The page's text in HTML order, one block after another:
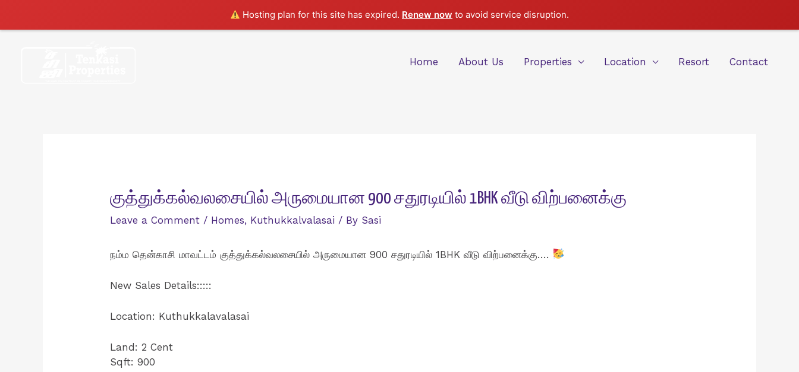
Hosting plan for this site has expired. Renew now to avoid service disruption.
Home About Us Properties Location Resort Contact
குத்துக்கல்வலசையில் அருமையான 900 சதுரடியில் 1BHK வீடு விற்பனைக்கு
Leave a Comment / Homes, Kuthukkalvalasai / By Sasi
நம்ம தென்காசி மாவட்டம் குத்துக்கல்வலசையில் அருமையான 900 சதுரடியில் 1BHK வீடு விற்பனைக்கு….
New Sales Details:::::
Location: Kuthukkalavalasai
Land: 2 Cent
Sqft: 900